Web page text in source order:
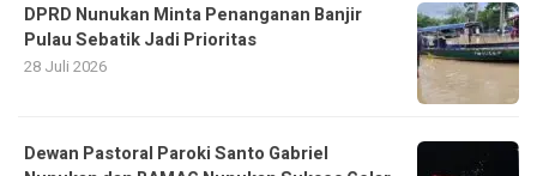
DPRD Nunukan Minta Penanganan Banjir
Pulau Sebatik Jadi Prioritas
28 Juli 2026
Dewan Pastoral Paroki Santo Gabriel